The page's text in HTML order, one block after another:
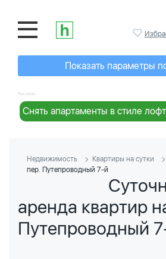
Показать параметры
Реклама:
Снять апартаменты в стиле
Недвижимость
Квартиры на сутки
пер. Путепроводный 7-й
аренда квартир
Путепроводный